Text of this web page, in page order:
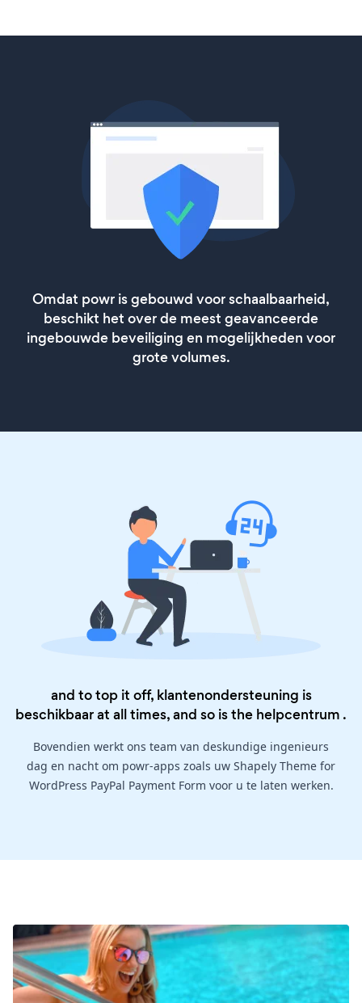
Omdat powr is gebouwd voor schaalbaarheid,
beschikt het over de meest geavanceerde
ingebouwde beveiliging en mogelijkheden voor
grote volumes.
and to top it off, klantenondersteuning is
beschikbaar at all times, and so is the helpcentrum .
Bovendien werkt ons team van deskundige ingenieurs
dag en nacht om powr-apps zoals uw Shapely Theme for
WordPress PayPal Payment Form voor u te laten werken.